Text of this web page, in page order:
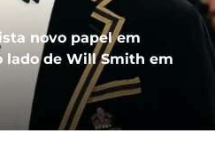
novo papel em
lado de Will Smith em